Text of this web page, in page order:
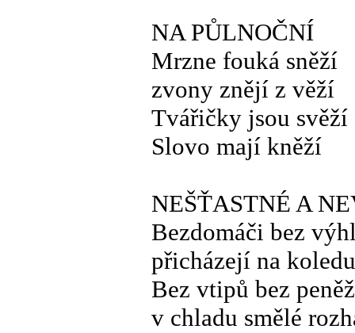
NA PŮLNOČNÍ
Mrzne fouká sněží
zvony znějí z věží
Tvářičky jsou svěží
Slovo mají kněží
NEŠŤASTNÉ A
Bezdomáči bez
přicházejí na koledu
Bez vtipů bez
v chladu smělé